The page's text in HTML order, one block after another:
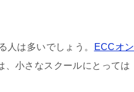
人は多いでしょう。
ECCオン
、小さなスクールにとっては